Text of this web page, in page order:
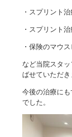
・スプリント
・スプリント
・保険のマウ
など当院スタ
ばせていただき
今後の治療に
でした。